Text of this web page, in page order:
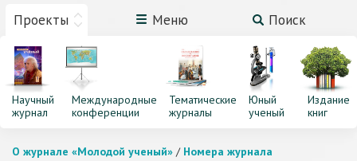
Проекты Меню Поиск
Научный
журнал
Международные
конференции
Тематические
журналы
Юный
ученый
Издание
книг
О журнале «Молодой ученый» / Номера журнала